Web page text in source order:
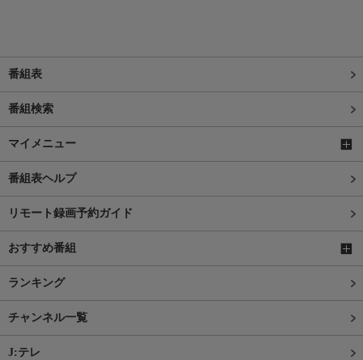
番組表
番組検索
マイメニュー
番組表ヘルプ
リモート録画予約ガイド
おすすめ番組
ランキング
チャンネル一覧
J:テレ